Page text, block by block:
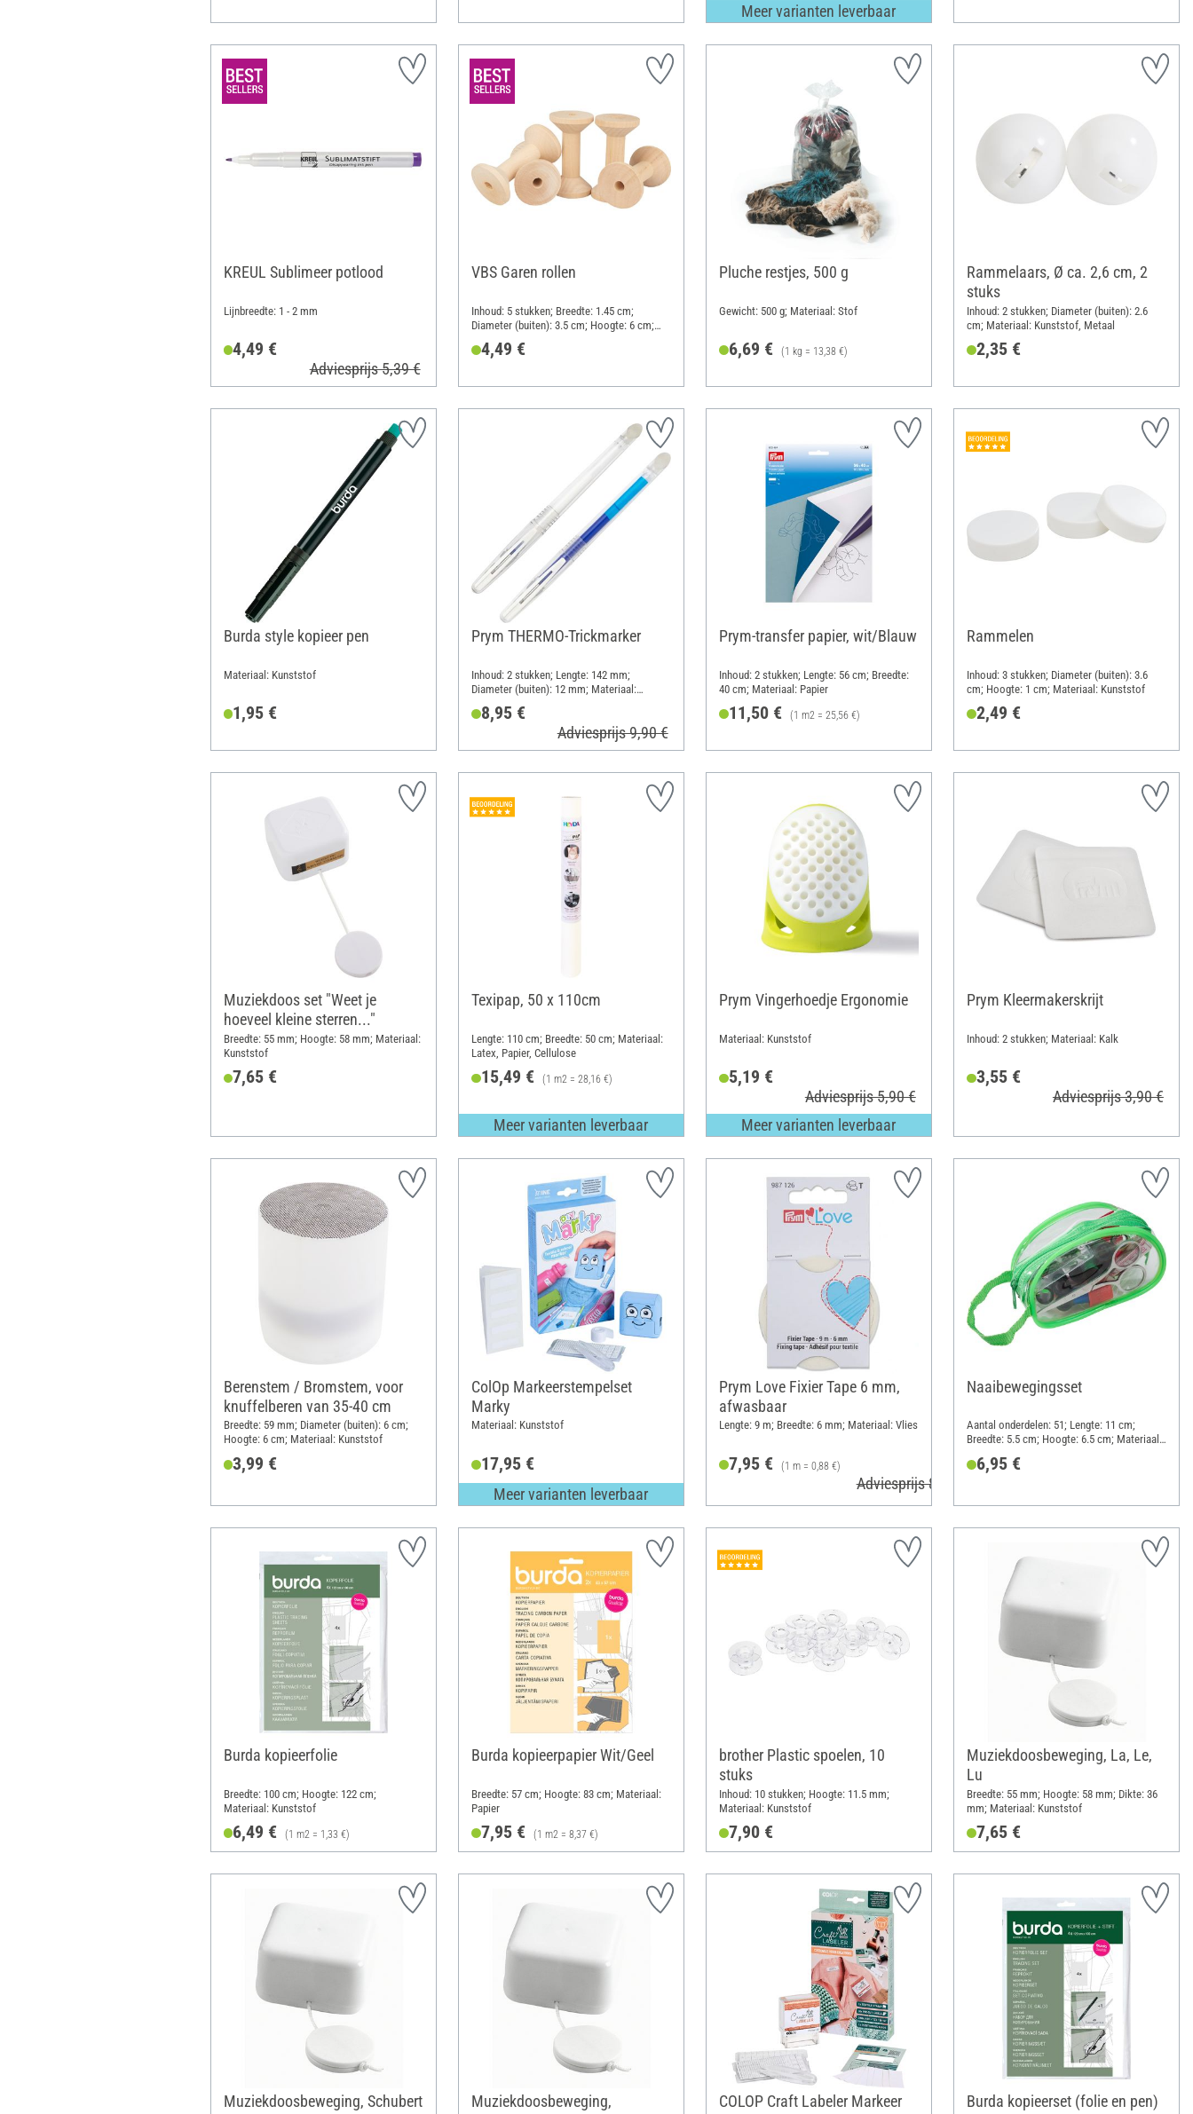
Meer varianten leverbaar
KREUL Sublimeer potlood
Lijnbreedte: 1 - 2 mm
4,49 €
Adviesprijs 5,39 €
VBS Garen rollen
Inhoud: 5 stukken; Breedte: 1.45 cm;
Diameter (buiten): 3.5 cm; Hoogte: 6 cm;
4,49 €
Pluche restjes, 500 g
Gewicht: 500 g; Materiaal: Stof
6,69 € (1 kg = 13,38 €)
Rammelaars, Ø ca. 2,6 cm, 2
stuks
Inhoud: 2 stukken; Diameter (buiten): 2.6
cm; Materiaal: Kunststof, Metaal
2,35 €
Burda style kopieer pen
Materiaal: Kunststof
1,95 €
Prym THERMO-Trickmarker
Inhoud: 2 stukken; Lengte: 142 mm;
Diameter (buiten): 12 mm; Materiaal:
8,95 €
Adviesprijs 9,90 €
Prym-transfer papier, wit/Blauw
Inhoud: 2 stukken; Lengte: 56 cm; Breedte:
40 cm; Materiaal: Papier
11,50 € (1 m2 = 25,56 €)
Rammelen
Inhoud: 3 stukken; Diameter (buiten): 3.6
cm; Hoogte: 1 cm; Materiaal: Kunststof
2,49 €
Muziekdoos set "Weet je
hoeveel kleine sterren..."
Breedte: 55 mm; Hoogte: 58 mm; Materiaal:
Kunststof
7,65 €
Texipap, 50 x 110cm
Lengte: 110 cm; Breedte: 50 cm; Materiaal:
Latex, Papier, Cellulose
15,49 € (1 m2 = 28,16 €)
Meer varianten leverbaar
Prym Vingerhoedje Ergonomie
Materiaal: Kunststof
5,19 €
Adviesprijs 5,90 €
Meer varianten leverbaar
Prym Kleermakerskrijt
Inhoud: 2 stukken; Materiaal: Kalk
3,55 €
Adviesprijs 3,90 €
Berenstem / Bromstem, voor
knuffelberen van 35-40 cm
Breedte: 59 mm; Diameter (buiten): 6 cm;
Hoogte: 6 cm; Materiaal: Kunststof
3,99 €
ColOp Markeerstempelset
Marky
Materiaal: Kunststof
17,95 €
Meer varianten leverbaar
Prym Love Fixier Tape 6 mm,
afwasbaar
Lengte: 9 m; Breedte: 6 mm; Materiaal: Vlies
7,95 € (1 m = 0,88 €)
Adviesprijs 8,20 €
Naaibewegingsset
Aantal onderdelen: 51; Lengte: 11 cm;
Breedte: 5.5 cm; Hoogte: 6.5 cm; Materiaal:
6,95 €
Burda kopieerfolie
Breedte: 100 cm; Hoogte: 122 cm;
Materiaal: Kunststof
6,49 € (1 m2 = 1,33 €)
Burda kopieerpapier Wit/Geel
Breedte: 57 cm; Hoogte: 83 cm; Materiaal:
Papier
7,95 € (1 m2 = 8,37 €)
brother Plastic spoelen, 10
stuks
Inhoud: 10 stukken; Hoogte: 11.5 mm;
Materiaal: Kunststof
7,90 €
Muziekdoosbeweging, La, Le,
Lu
Breedte: 55 mm; Hoogte: 58 mm; Dikte: 36
mm; Materiaal: Kunststof
7,65 €
Muziekdoosbeweging, Schubert
Muziekdoosbeweging,
COLOP Craft Labeler Markeer
Burda kopieerset (folie en pen)